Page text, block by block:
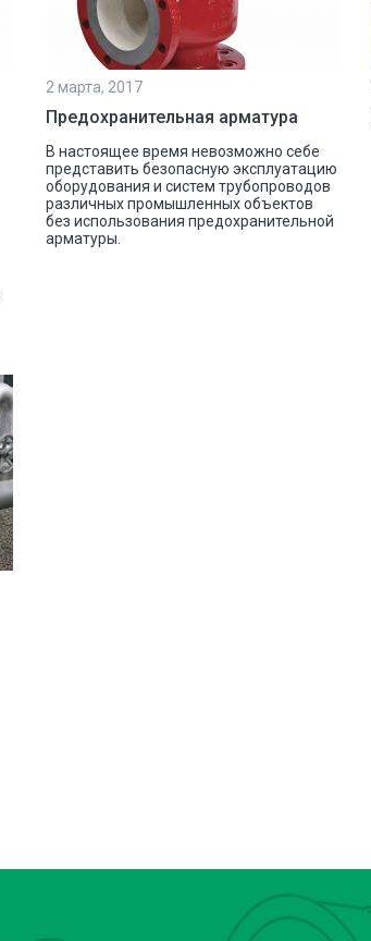
2 марта, 2017
Предохранительная арматура
В настоящее время невозможно себе
представить безопасную эксплуатацию
оборудования и систем трубопроводов
различных промышленных объектов
без использования предохранительной
арматуры.